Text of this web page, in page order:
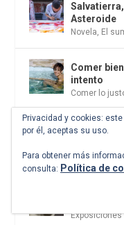
Asteroide
Novela, El
Comer
intento
Comer lo
El culto a
Citas
Bernini y
Exposiciones
Privacidad y cookies:
por él, aceptas su uso.
Para obtener más
consulta: Política de